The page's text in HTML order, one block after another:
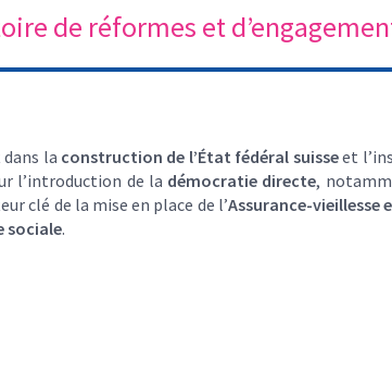
de réformes et
la construction de l’État fédéral suisseet
l’introduction de la démocratie directe,
clé de la mise en place de l’Assurance-vieillesse
sociale.